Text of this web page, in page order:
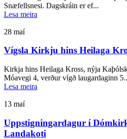
Snæfellsnesi. Dagskráin er ef...
Lesa meira
28 maí
Vígsla Kirkju hins Heilaga
Kirkja hins Heilaga Kross, nýja
Móavegi 4, verður vígð laugardaginn
Lesa meira
13 maí
Uppstigningardagur í
Landakoti